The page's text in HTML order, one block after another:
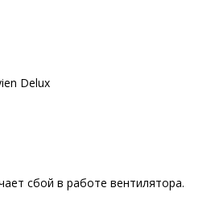
Delux
сбой в работе вентилятора.